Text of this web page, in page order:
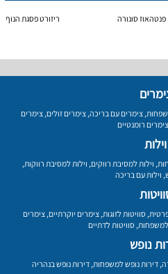
פנטהאוז סונורה ריזורט פסגת הנוף
, צימרים עם בריכה, צימרים זולים, צימרים
צימרים רומנטיים
וילות
, וילות למסיבת רווקים, וילות למסיבת רווקות,
, וילות עם בריכה
,סוויטות לזוגות,צימרים יוקרתיים,צימרים
למשפחות,סוויטות לדתיים
נופש
, דירות נופש למשפחות, דירות נופש בנהריה